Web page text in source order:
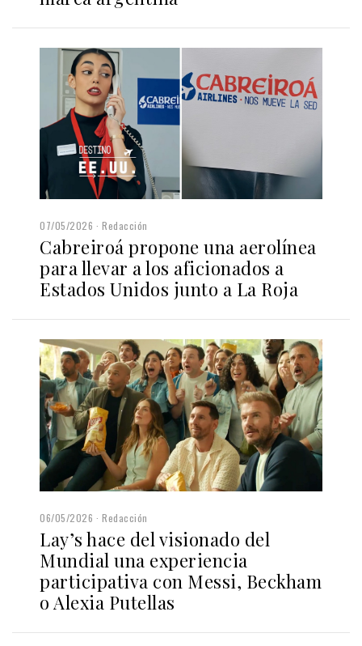
07/05/2026 Redacción
Cabreiroá propone una aerolínea
para llevar a los aficionados a
Estados Unidos junto a La Roja
06/05/2026 Redacción
Lay’s hace del visionado del
Mundial una experiencia
participativa con Messi, Beckham
o Alexia Putellas